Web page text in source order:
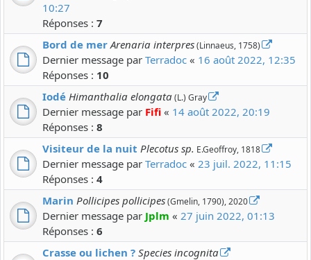
10:27
Réponses : 7
Bord de mer Arenaria interpres(Linnaeus, 1758)
Dernier message par Terradoc « 16 août 2022, 12:35
Réponses : 10
Iodé Himanthalia elongata(L.) Gray
Dernier message par Fifi « 14 août 2022, 20:19
Réponses : 8
Visiteur de la nuit Plecotus sp. E.Geoffroy, 1818
Dernier message par Terradoc « 23 juil. 2022, 11:15
Réponses : 4
Marin Pollicipes pollicipes(Gmelin, 1790), 2020
Dernier message par Jplm « 27 juin 2022, 01:13
Réponses : 6
Crasse ou lichen ? Species incognita